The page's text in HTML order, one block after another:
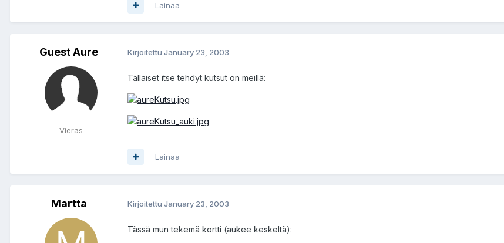
Lainaa
Guest Aure
Vieras
Kirjoitettu January 23, 2003
Tällaiset itse tehdyt kutsut on meillä:
Lainaa
Martta Kirjoitettu January 23, 2003
Tässä mun tekemä kortti (aukee keskeltä):